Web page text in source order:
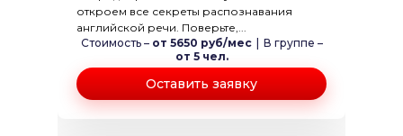
откроем все секреты распознавания
английской речи. Поверьте,...
Стоимость – от 5650 руб/мес
В группе –
от 5 чел.
Оставить заявку